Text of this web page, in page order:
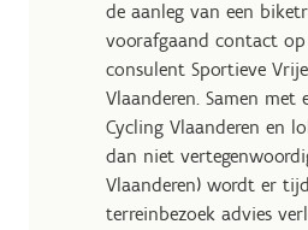
de aanleg van een
voorafgaand contact
consulent Sportieve
Vlaanderen. Samen met
Cycling Vlaanderen en
dan niet
Vlaanderen) wordt er
terreinbezoek advies